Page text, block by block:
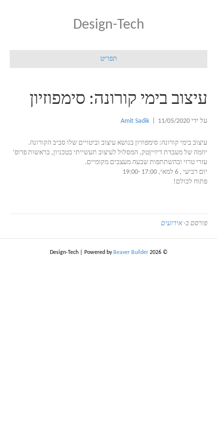
Design-Tech
תפריט
עיצוב בימי קורונה: סימפוזיון
על ידי Amit Sadik 11/05/2020
עיצוב בימי קורונה: סימפוזיון בנושא עיצוב וביטויים שלו סביב הקורונה.
יוזמה של מעבדת דיזייןטק, המסלול לעיצוב תעשייתי בטכניון, בראשות פרופ’
עזרי טרזי ובהשתתפות שבעה מעצבים מקומיים.
יום רביעי , 6 למאי, 17:00 -19:00
פתוח לכולם!
פורסם ב-אירועים
© 2026 Design-Tech
Powered by Beaver Builder